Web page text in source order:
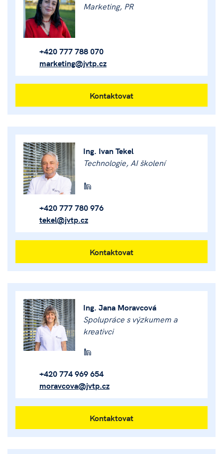
Marketing, PR
+420 777 788 070
marketing@jvtp.cz
Kontaktovat
Ing. Ivan Tekel
Technologie, AI školení
+420 777 780 976
tekel@jvtp.cz
Kontaktovat
Ing. Jana Moravcová
Spolupráce s výzkumem a
kreativci
+420 774 969 654
moravcova@jvtp.cz
Kontaktovat